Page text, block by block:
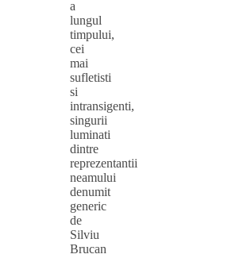
a
lungul
timpului,
cei
mai
sufletisti
si
intransigenti,
singurii
luminati
dintre
reprezentantii
neamului
denumit
generic
de
Silviu
Brucan